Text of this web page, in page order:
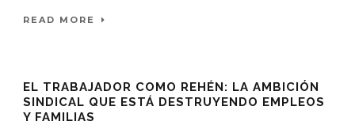
READ MORE
EL TRABAJADOR COMO REHÉN: LA AMBICIÓN
SINDICAL QUE ESTÁ DESTRUYENDO EMPLEOS
Y FAMILIAS